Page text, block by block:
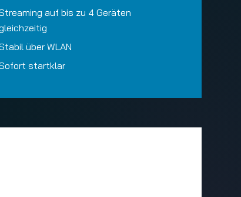
auf bis zu 4 Geräten
über WLAN
startklar